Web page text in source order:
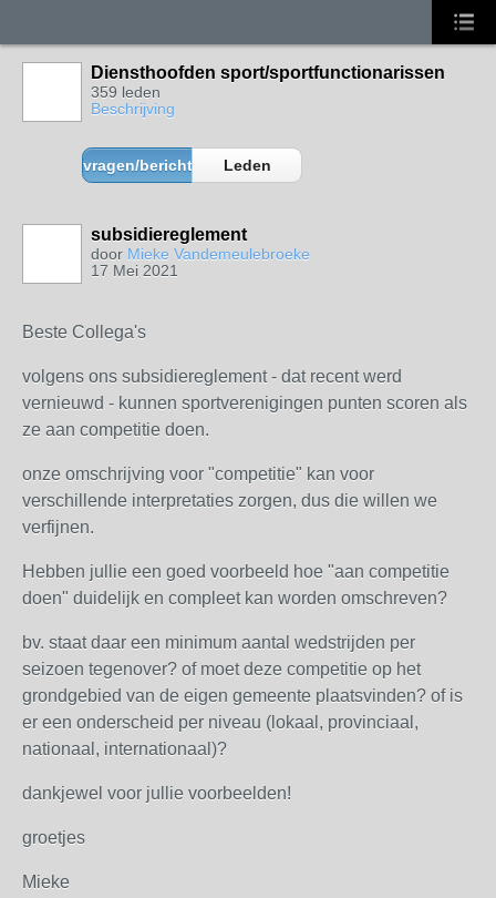
Diensthoofden sport/sportfunctionarissen
359 leden
Beschrijving
vragen/berichten Leden
subsidiereglement
door Mieke Vandemeulebroeke
17 Mei 2021
Beste Collega's
volgens ons subsidiereglement - dat recent werd
vernieuwd - kunnen sportverenigingen punten scoren als
ze aan competitie doen.
onze omschrijving voor "competitie" kan voor
verschillende interpretaties zorgen, dus die willen we
verfijnen.
Hebben jullie een goed voorbeeld hoe "aan competitie
doen" duidelijk en compleet kan worden omschreven?
bv. staat daar een minimum aantal wedstrijden per
seizoen tegenover? of moet deze competitie op het
grondgebied van de eigen gemeente plaatsvinden? of is
er een onderscheid per niveau (lokaal, provinciaal,
nationaal, internationaal)?
dankjewel voor jullie voorbeelden!
groetjes
Mieke